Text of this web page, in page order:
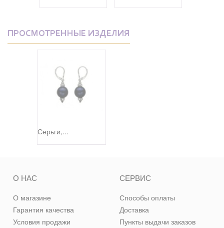
ПРОСМОТРЕННЫЕ ИЗДЕЛИЯ
Серьги,...
О НАС
О магазине
Гарантия качества
Условия продажи
СЕРВИС
Способы оплаты
Доставка
Пункты выдачи заказов